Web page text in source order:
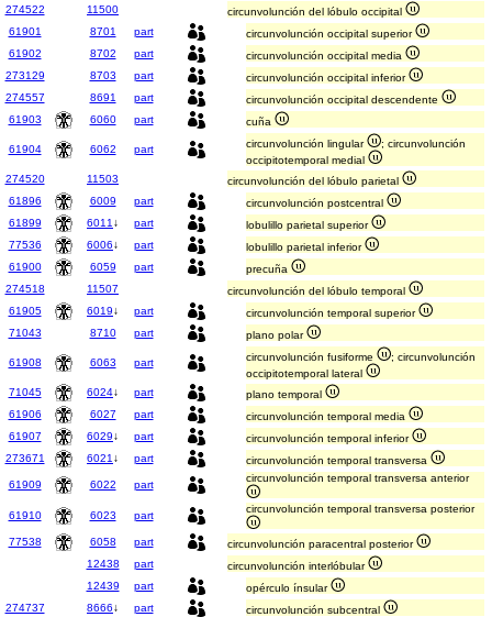
274522
11500
circunvolunción del lóbulo occipital
61901
8701 part
circunvolunción occipital superior
61902
8702 part
circunvolunción occipital media
273129
8703 part
circunvolunción occipital inferior
274557
8691 part
circunvolunción occipital descendente
61903
6060 part cuña
61904 6062 part circunvolunción lingular
; circunvolunción
occipitotemporal medial
274520
11503
circunvolunción del lóbulo parietal
61896
6009 part
circunvolunción postcentral
61899
6011 ↓ part
lobulillo parietal superior
77536
6006↓ part
lobulillo parietal inferior
61900
6059 part
precuña
274518
11507
circunvolunción del lóbulo temporal
61905
6019↓ part
circunvolunción temporal superior
71043
8710 part plano polar
61908 6063 part circunvolunción fusiforme
; circunvolunción
occipitotemporal lateral
71045
6024↓ part
plano temporal
61906
6027 part
circunvolunción temporal media
61907
6029↓ part
circunvolunción temporal inferior
273671
6021 ↓ part
circunvolunción temporal transversa
61909
6022 part
circunvolunción temporal transversa anterior
61910 6023 part
circunvolunción temporal transversa posterior
77538 6058 part
circunvolunción paracentral posterior
12438
part
circunvolunción interlóbular
12439
part
opérculo ínsular
274737
8666↓ part
circunvolunción subcentral